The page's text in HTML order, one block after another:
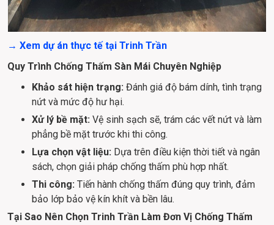
→ Xem dự án thực tế tại Trinh Trần
Quy Trình Chống Thấm Sàn Mái Chuyên Nghiệp
Khảo sát hiện trạng: Đánh giá độ bám dính, tình trạng
nứt và mức độ hư hại.
Xử lý bề mặt: Vệ sinh sạch sẽ, trám các vết nứt và làm
phẳng bề mặt trước khi thi công.
Lựa chọn vật liệu: Dựa trên điều kiện thời tiết và ngân
sách, chọn giải pháp chống thấm phù hợp nhất.
Thi công: Tiến hành chống thấm đúng quy trình, đảm
bảo lớp bảo vệ kín khít và bền lâu.
Tại Sao Nên Chọn Trinh Trần Làm Đơn Vị Chống Thấm